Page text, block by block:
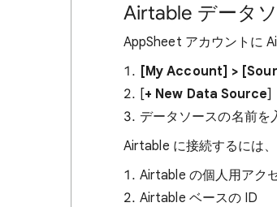
Airtable データ
AppSheet アカウントに
[My Account] >
[+ New Data Source]
データソースの名前を
Airtable に接続するには
Airtable の個人用アク
Airtable ベースの ID